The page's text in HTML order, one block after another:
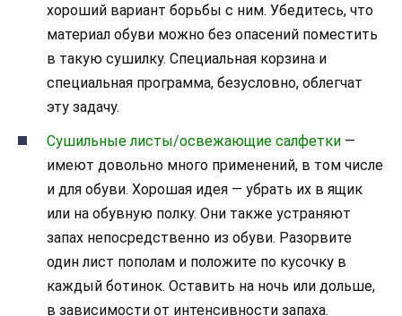
хороший вариант борьбы с ним. Убедитесь, что
материал обуви можно без опасений поместить
в такую сушилку. Специальная корзина и
специальная программа, безусловно, облегчат
эту задачу.
Сушильные листы/освежающие салфетки —
имеют довольно много применений, в том числе
и для обуви. Хорошая идея — убрать их в ящик
или на обувную полку. Они также устраняют
запах непосредственно из обуви. Разорвите
один лист пополам и положите по кусочку в
каждый ботинок. Оставить на ночь или дольше,
в зависимости от интенсивности запаха.